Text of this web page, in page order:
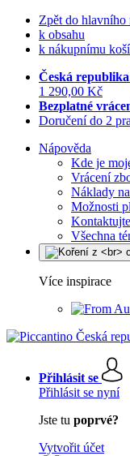
Zpět do hlavního
k obsahu
k nákupnímu
Česká
1 290,00 Kč
Bezplatné
Doručení do 2
Nápověda
Kde je
Vrácení
Náklady
Možnosti
Všechna
Více inspirace
Přihlásit se
Přihlásit se nyní
Jste tu poprvé?
Vytvořit účet